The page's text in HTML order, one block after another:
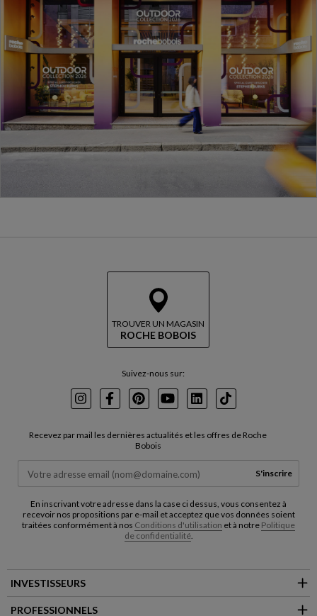
TROUVER UN MAGASIN
ROCHE BOBOIS
Suivez-nous sur:
InstagramFacebookPinterest
YoutubeLinkedInTikTok
Recevez par mail les dernières actualités et les offres de Roche
Bobois
S'inscrire
En inscrivant votre adresse dans la case ci dessus, vous consentez à
recevoir nos propositions par e-mail et acceptez que vos données soient
traitées conformément à nos Conditions d'utilisation et à notre Politique
de confidentialité.
INVESTISSEURS
PROFESSIONNELS